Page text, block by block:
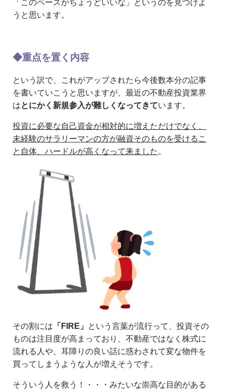
「このペースがちょうどいいな」というのを見つけよ
うと思います。
◆重点を置く内容
という訳で、これがアップされたら今後数本分の記事
を書いていこうと思いますが、最近の不動産投資業界
はとにかく新規参入が難しくなってきています。
投資に必要な自己資金が相対的に増えただけでなく、
未経験のサラリーマンの方が融資そのものを受けるこ
と自体、ハードルが高くなって来ました 。
その割には 「FIRE」 という言葉が流行って、投資その
ものは注目度が高まっており、不動産ではなく株式に
流れる人や、耳障りの良い話に惑わされて変な物件を
買ってしまうような人が増えそうです。
そういう人を救う！・・・みたいな崇高な目的がある